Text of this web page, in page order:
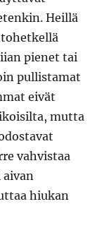
Heillä
pienet tai
pullistamat
eivät
mutta
vahvistaa
aivan
hiukan